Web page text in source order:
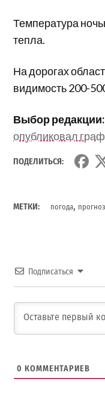
Температура
тепла.
На дорогах
видимость 200-
Выбор редакции:
опубликовал
ПОДЕЛИТЬСЯ:
МЕТКИ: погода,
Подписаться
0 КОММЕНТАРИЕВ